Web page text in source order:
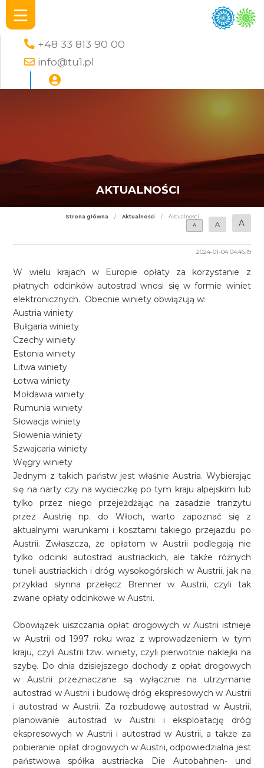
+48 33 813 90 00
info@tu1.pl
AKTUALNOŚCI
Strona główna / Aktualności /
Aktualności
A
A A
2024-01-04 04:46:19
W wielu krajach w Europie opłaty za korzystanie z
płatnych odcinków autostrad wnosi się w formie winiet
elektronicznych. Obecnie winiety obwiązują w:
Austria winiety
Bułgaria winiety
Czechy winiety
Estonia winiety
Litwa winiety
Łotwa winiety
Mołdawia winiety
Rumunia winiety
Słowacja winiety
Słowenia winiety
Szwajcaria winiety
Węgry winiety
Jednym z takich państw jest właśnie Austria. Wybierając
się na narty czy na wycieczkę po tym kraju alpejskim lub
tylko przez niego przejeżdżając na zasadzie tranzytu
przez Austrię np. do Włoch, warto zapoznać się z
aktualnymi warunkami i kosztami takiego przejazdu po
Austrii. Zwłaszcza, że opłatom w Austrii podlegają nie
tylko odcinki autostrad austriackich, ale także różnych
tuneli austriackich i dróg wysokogórskich w Austrii, jak na
przykład słynna przełęcz Brenner w Austrii, czyli tak
zwane opłaty odcinkowe w Austrii.
Obowiązek uiszczania opłat drogowych w Austrii istnieje
w Austrii od 1997 roku wraz z wprowadzeniem w tym
kraju, czyli Austrii tzw. winiety, czyli pierwotnie naklejki na
szybę. Do dnia dzisiejszego dochody z opłat drogowych
w Austrii przeznaczane są wyłącznie na utrzymanie
autostrad w Austrii i budowę dróg ekspresowych w Austrii
i autostrad w Austrii. Za rozbudowę autostrad w Austrii,
planowanie autostrad w Austrii i eksploatację dróg
ekspresowych w Austrii i autostrad w Austrii, a także za
pobieranie opłat drogowych w Austrii, odpowiedzialna jest
państwowa spółka austriacka Die Autobahnen- und